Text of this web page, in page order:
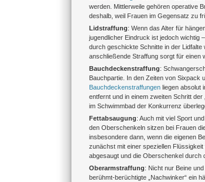
werden. Mittlerweile gehören operative
deshalb, weil Frauen im Gegensatz zu
Lidstraffung: Wenn das Alter für
jugendlicher Eindruck ist jedoch wichtig
durch geschickte Schnitte in der
anschließende Straffung sorgt für einen
Bauchdeckenstraffung:
Bauchpartie. In den Zeiten von Sixpack
Bauchdeckenstraffungen liegen absolut
entfernt und in einem zweiten Schritt
im Schwimmbad der Konkurrenz
Fettabsaugung: Auch mit viel Sport
den Oberschenkeln sitzen bei Frauen
insbesondere dann, wenn die eigenen
zunächst mit einer speziellen
abgesaugt und die Oberschenkel durch
Oberarmstraffung: Nicht nur Beine
berühmt-berüchtigte „Nachwinker“ ein